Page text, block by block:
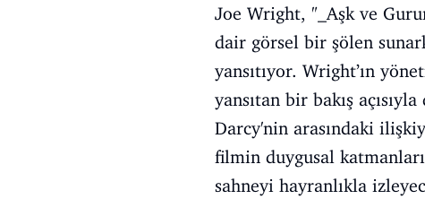
Joe Wright, "_Aşk ve
dair görsel bir şölen
yansıtıyor. Wright’ın
yansıtan bir bakış
Darcy'nin arasındaki
filmin duygusal
sahneyi hayranlıkla